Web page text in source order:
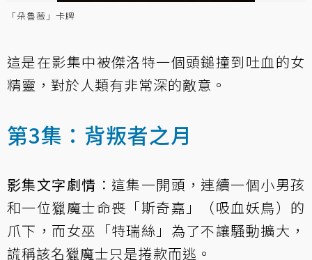
「朵魯薇」卡牌
這是在影集中被傑洛特一個頭鎚撞到吐血的女
精靈，對於人類有非常深的敵意。
第3集：背叛者之月
影集文字劇情 ：這集一開頭，連續一個小男孩
和一位獵魔士命喪「斯奇嘉」（吸血妖鳥）的
爪下，而女巫「特瑞絲」為了不讓騷動擴大，
謊稱該名獵魔士只是捲款而逃。